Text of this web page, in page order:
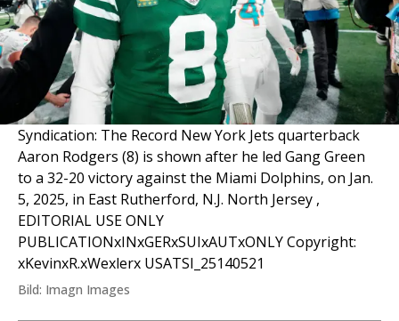
Syndication: The Record New York Jets quarterback
Aaron Rodgers (8) is shown after he led Gang Green
to a 32-20 victory against the Miami Dolphins, on Jan.
5, 2025, in East Rutherford, N.J. North Jersey ,
EDITORIAL USE ONLY
PUBLICATIONxINxGERxSUIxAUTxONLY Copyright:
xKevinxR.xWexlerx USATSI_25140521
Bild: Imagn Images